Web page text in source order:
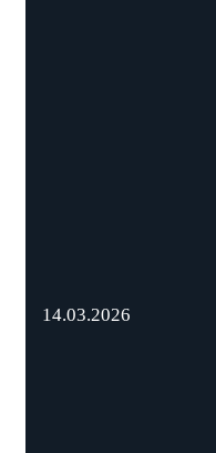
14.03.2026